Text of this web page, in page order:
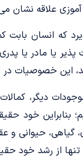
­آموزی علاقه نشان
که انسان بابت
این خصوصیات در
دیگر،
بنابراین خود
گیاهی، حیوانی و
از رشد خود